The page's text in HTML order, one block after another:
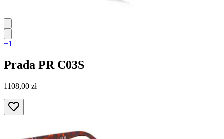
+1
Prada PR C03S
1108,00 zł